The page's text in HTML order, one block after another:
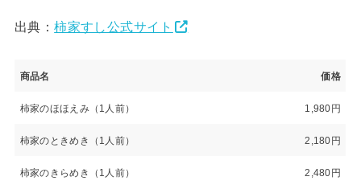
出典：柿家すし公式サイト
商品名 価格
柿家のほほえみ（1人前） 1,980円
柿家のときめき（1人前） 2,180円
柿家のきらめき（1人前） 2,480円